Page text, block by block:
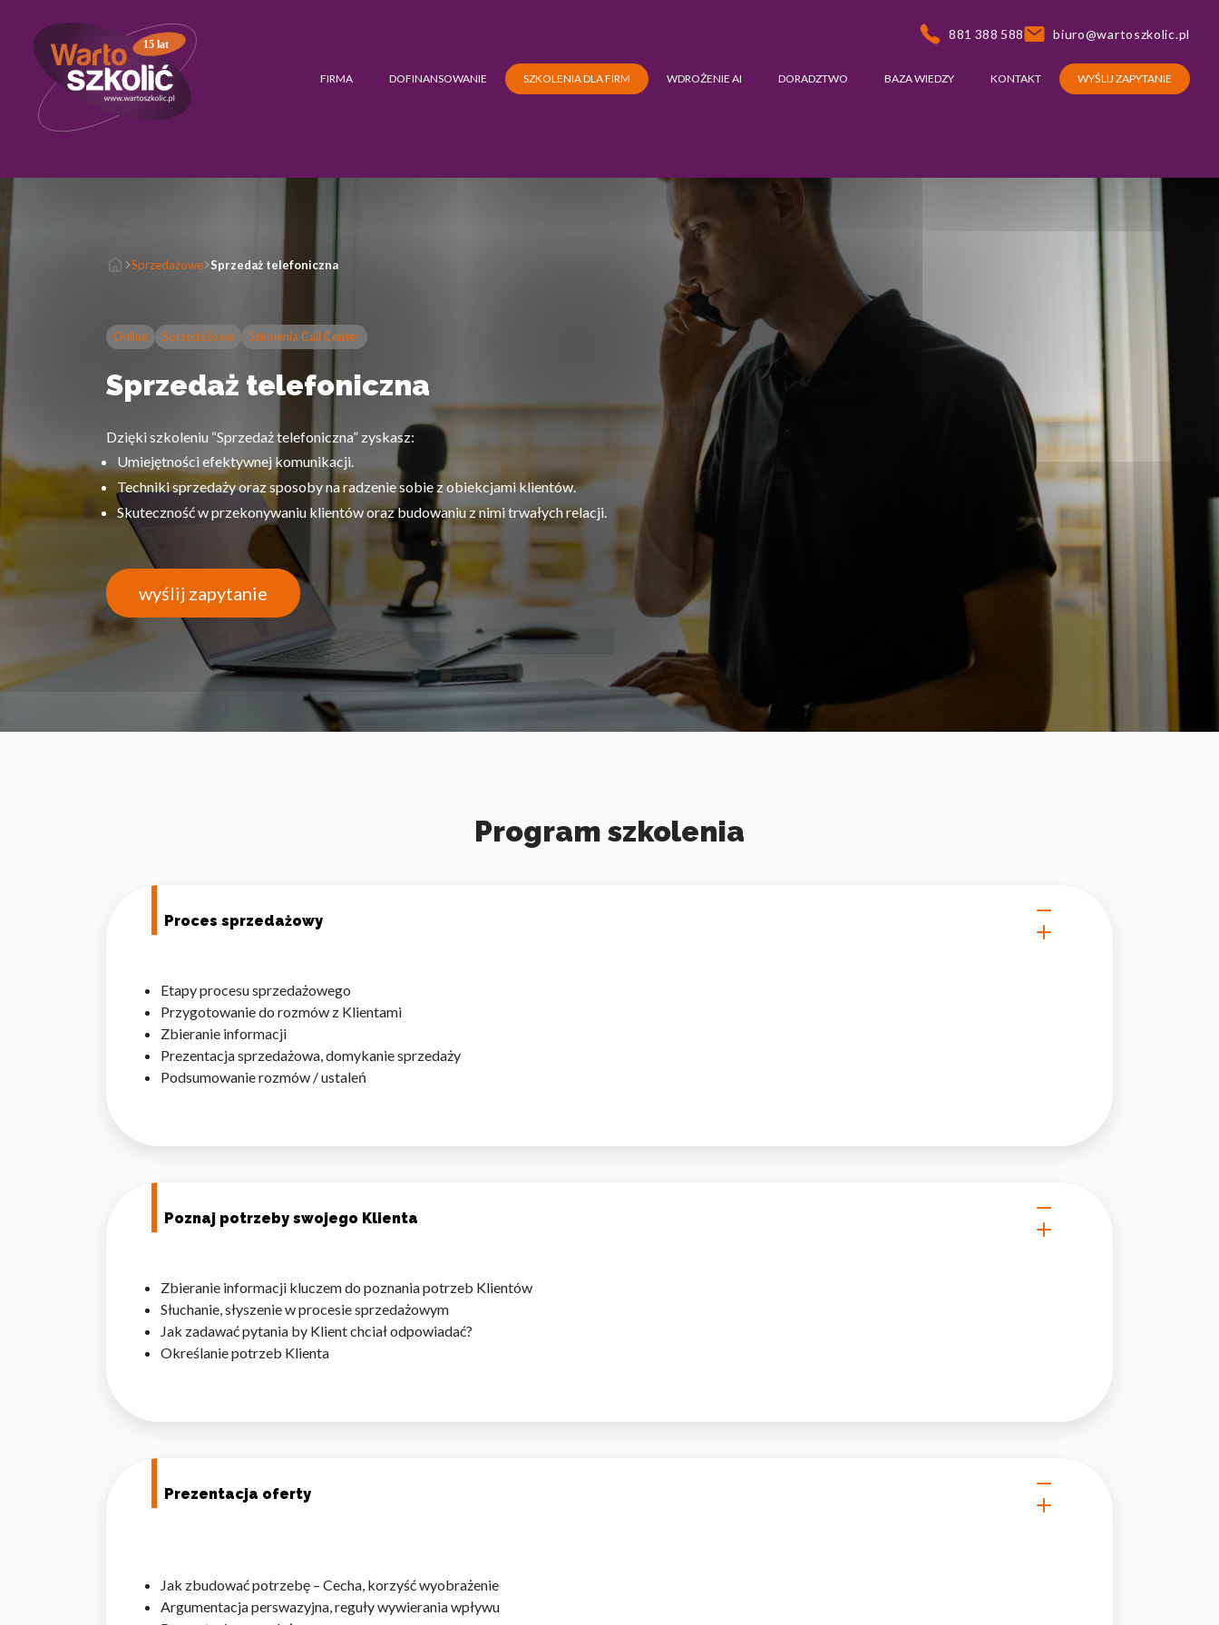
15 lat
881 388 588 biuro@wartoszkolic.pl
FIRMA DOFINANSOWANIE SZKOLENIA DLA FIRM WDROŻENIE AI DORADZTWO BAZA WIEDZY KONTAKT WYŚLIJ ZAPYTANIE
Sprzedażowe Sprzedaż telefoniczna
Online Sprzedażowe Szkolenia Call Center
Sprzedaż telefoniczna
Dzięki szkoleniu “Sprzedaż telefoniczna” zyskasz:
Umiejętności efektywnej komunikacji.
Techniki sprzedaży oraz sposoby na radzenie sobie z obiekcjami klientów.
Skuteczność w przekonywaniu klientów oraz budowaniu z nimi trwałych relacji.
wyślij zapytanie
Program szkolenia
Proces sprzedażowy
Etapy procesu sprzedażowego
Przygotowanie do rozmów z Klientami
Zbieranie informacji
Prezentacja sprzedażowa, domykanie sprzedaży
Podsumowanie rozmów / ustaleń
Poznaj potrzeby swojego Klienta
Zbieranie informacji kluczem do poznania potrzeb Klientów
Słuchanie, słyszenie w procesie sprzedażowym
Jak zadawać pytania by Klient chciał odpowiadać?
Określanie potrzeb Klienta
Prezentacja oferty
Jak zbudować potrzebę – Cecha, korzyść wyobrażenie
Argumentacja perswazyjna, reguły wywierania wpływu